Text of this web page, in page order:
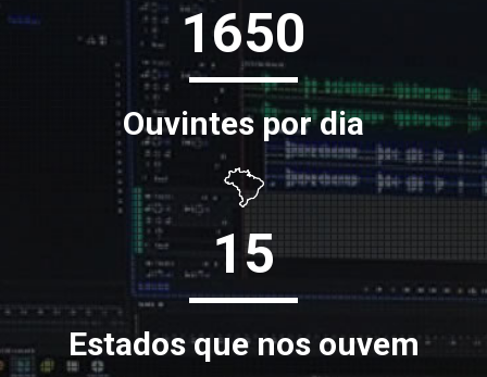
1650
Ouvintes por dia
15
Estados que nos ouvem